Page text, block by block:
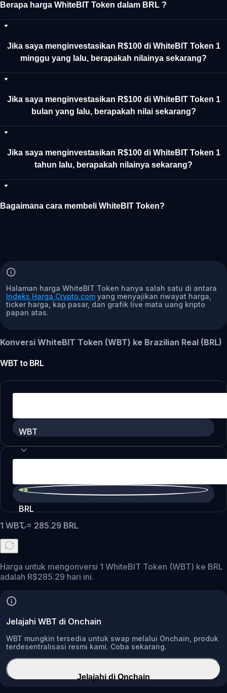
Berapa harga WhiteBIT Token dalam BRL ?
Jika saya menginvestasikan R$100 di WhiteBIT Token 1
minggu yang lalu, berapakah nilainya sekarang?
Jika saya menginvestasikan R$100 di WhiteBIT Token 1
bulan yang lalu, berapakah nilai sekarang?
Jika saya menginvestasikan R$100 di WhiteBIT Token 1
tahun lalu, berapakah nilainya sekarang?
Bagaimana cara membeli WhiteBIT Token?
Halaman harga WhiteBIT Token hanya salah satu di antara
Indeks Harga Crypto.com yang menyajikan riwayat harga,
ticker harga, kap pasar, dan grafik live mata uang kripto
papan atas.
Konversi WhiteBIT Token (WBT) ke Brazilian Real (BRL)
WBT to BRL
WBT
BRL
1 WBT= 285.29 BRL
Harga untuk mengonversi 1 WhiteBIT Token (WBT) ke BRL
adalah R$285.29 hari ini.
Jelajahi WBT di Onchain
WBT mungkin tersedia untuk swap melalui Onchain, produk
terdesentralisasi resmi kami. Coba sekarang.
Jelajahi di Onchain